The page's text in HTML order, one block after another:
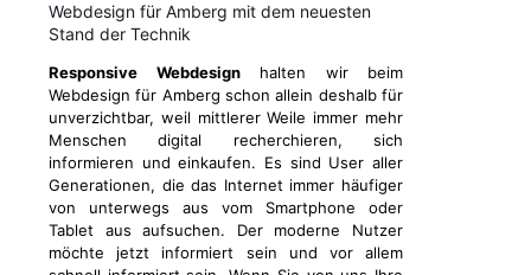
Webdesign für Amberg mit dem neuesten
Stand der Technik
Responsive Webdesignhalten wir beim
Webdesign für Amberg schon allein deshalb für
unverzichtbar, weil mittlerer Weile immer mehr
Menschen digital recherchieren, sich
informieren und einkaufen. Es sind User aller
Generationen, die das Internet immer häufiger
von unterwegs aus vom Smartphone oder
Tablet aus aufsuchen. Der moderne Nutzer
möchte jetzt informiert sein und vor allem